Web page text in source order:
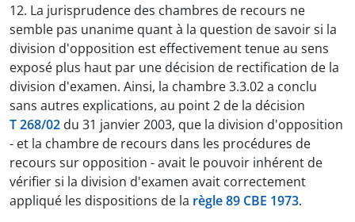
12. La jurisprudence des chambres de recours ne
semble pas unanime quant à la question de savoir si la
division d'opposition est effectivement tenue au sens
exposé plus haut par une décision de rectification de la
division d'examen. Ainsi, la chambre 3.3.02 a conclu
sans autres explications, au point 2 de la décision
T 268/02 du 31 janvier 2003, que la division d'opposition
- et la chambre de recours dans les procédures de
recours sur opposition - avait le pouvoir inhérent de
vérifier si la division d'examen avait correctement
appliqué les dispositions de la règle 89 CBE 1973.